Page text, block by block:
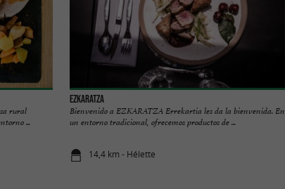
rural
...
Ezkaratza
Bienvenido a EZKARATZA Errekartia les da la bienvenida. En
un entorno tradicional, ofrecemos productos de ...
14,4 km - Hélette